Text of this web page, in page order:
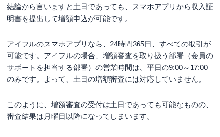
結論から言いますと土日であっても、スマホアプリから収入証
明書を提出して増額申込が可能です。
アイフルのスマホアプリなら、24時間365日、すべての取引が
可能です。アイフルの場合、増額審査を取り扱う部署（会員の
サポートを担当する部署）の営業時間は、平日の9:00～17:00
のみです。よって、土日の増額審査には対応していません。
このように、増額審査の受付は土日であっても可能なものの、
審査結果は月曜日以降になってしまいます。